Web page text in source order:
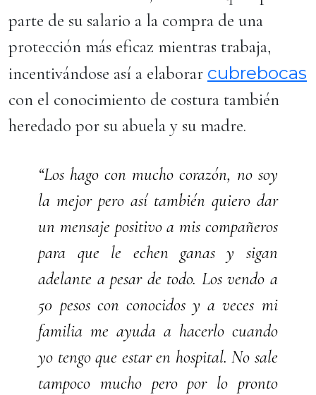
parte de su salario a la compra de una
protección más eficaz mientras trabaja,
incentivándose así a elaborar cubrebocas
con el conocimiento de costura también
heredado por su abuela y su madre.
“Los hago con mucho corazón, no soy
la mejor pero así también quiero dar
un mensaje positivo a mis compañeros
para que le echen ganas y sigan
adelante a pesar de todo. Los vendo a
50 pesos con conocidos y a veces mi
familia me ayuda a hacerlo cuando
yo tengo que estar en hospital. No sale
tampoco mucho pero por lo pronto